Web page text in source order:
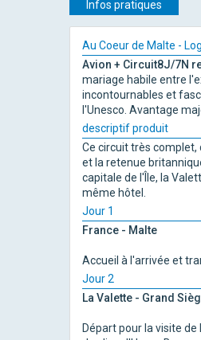
Infos pratiques
Au Coeur de Malte -
Avion + Circuit8J/7N
mariage habile entre
incontournables et
l'Unesco. Avantage
descriptif produit
Ce circuit très
et la retenue
capitale de l'Île, la
même hôtel.
Jour 1
France - Malte
Accueil à l'arrivée et
Jour 2
La Valette - Grand
Départ pour la visite